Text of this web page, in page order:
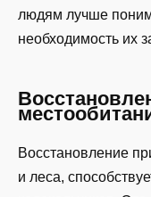
людям лучше
необходимость их
Восстановление
и леса,